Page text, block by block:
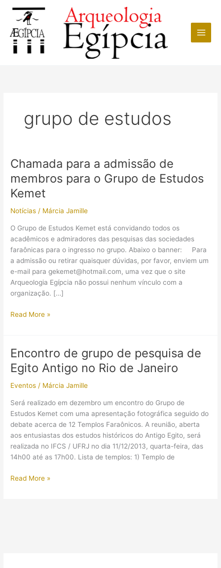
conteúdo
grupo de estudos
Chamada para a admissão de
membros para o Grupo de Estudos
Kemet
Notícias / Márcia Jamille
O Grupo de Estudos Kemet está convidando todos os
acadêmicos e admiradores das pesquisas das sociedades
faraônicas para o ingresso no grupo. Abaixo o banner: Para
a admissão ou retirar quaisquer dúvidas, por favor, enviem um
e-mail para gekemet@hotmail.com, uma vez que o site
Arqueologia Egípcia não possui nenhum vínculo com a
organização. […]
Chamada
de
membros
o
Grupo
de
Estudos
Kemet
Read More »
Encontro de grupo de pesquisa de
Egito Antigo no Rio de Janeiro
Eventos / Márcia Jamille
Será realizado em dezembro um encontro do Grupo de
Estudos Kemet com uma apresentação fotográfica seguido do
debate acerca de 12 Templos Faraônicos. A reunião, aberta
aos entusiastas dos estudos históricos do Antigo Egito, será
realizada no IFCS / UFRJ no dia 11/12/2013, quarta-feira, das
14h00 até as 17h00. Lista de templos: 1) Templo de
Encontro
Read More »